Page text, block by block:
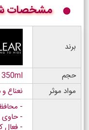
مشخصات
برند
حجم
350ml
مواد موثر
نعناع
حاوی
فعال